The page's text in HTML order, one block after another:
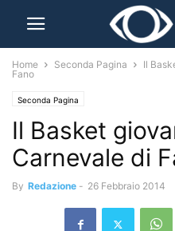
Home Seconda Pagina
Il
Fano
Seconda Pagina
Il Basket
Carnevale di
By Redazione - 26 Febbraio 2014